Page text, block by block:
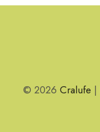
© 2026Cralufe |